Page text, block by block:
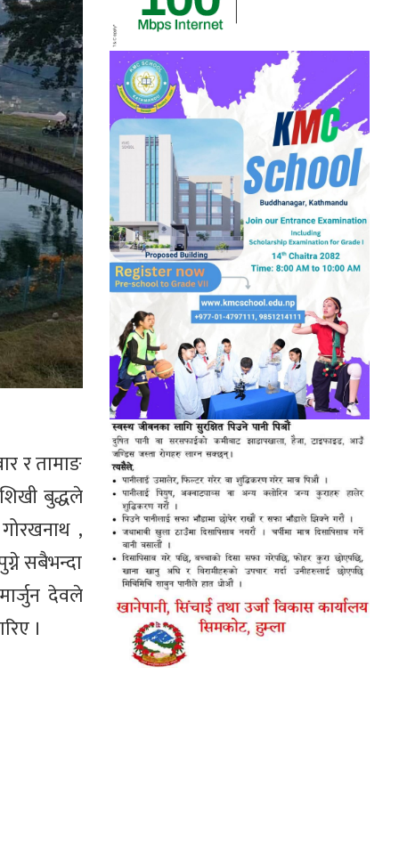
र तामाङ
बुद्धले
,
सबैभन्दा
देवले
।